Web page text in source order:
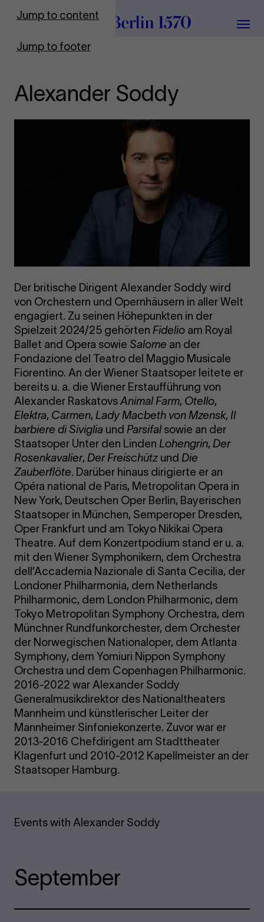
Jump to content
Jump to footer
To Frontpage
Alexander Soddy
Der britische Dirigent Alexander Soddy wird
von Orchestern und Opernhäusern in aller Welt
engagiert. Zu seinen Höhepunkten in der
Spielzeit 2024/25 gehörtenFidelio am Royal
Ballet and Opera sowie Salome an der
Fondazione del Teatro del Maggio Musicale
Fiorentino. An der Wiener Staatsoper leitete er
bereits u. a. die Wiener Erstaufführung von
Alexander RaskatovsAnimal Farm, Otello,
Elektra, Carmen,Lady Macbeth von Mzensk,Il
barbiere di Siviglia undParsifalsowie an der
Staatsoper Unter den LindenLohengrin,Der
Rosenkavalier,Der Freischütz undDie
Zauberflöte. Darüber hinaus dirigierte er an
Opéra national de Paris, Metropolitan Opera in
New York, Deutschen Oper Berlin, Bayerischen
Staatsoper in München, Semperoper Dresden,
Oper Frankfurt und am Tokyo Nikikai Opera
Theatre. Auf dem Konzertpodium stand er u. a.
mit den Wiener Symphonikern, dem Orchestra
dell’Accademia Nazionale di Santa Cecilia, der
Londoner Philharmonia, dem Netherlands
Philharmonic, dem London Philharmonic, dem
Tokyo Metropolitan Symphony Orchestra, dem
Münchner Rundfunkorchester, dem Orchester
der Norwegischen Nationaloper, dem Atlanta
Symphony, dem Yomiuri Nippon Symphony
Orchestra und dem Copenhagen Philharmonic.
2016-2022 war Alexander Soddy
Generalmusikdirektor des Nationaltheaters
Mannheim und künstlerischer Leiter der
Mannheimer Sinfoniekonzerte. Zuvor war er
2013-2016 Chefdirigent am Stadttheater
Klagenfurt und 2010-2012 Kapellmeister an der
Staatsoper Hamburg.
Events with Alexander Soddy
September